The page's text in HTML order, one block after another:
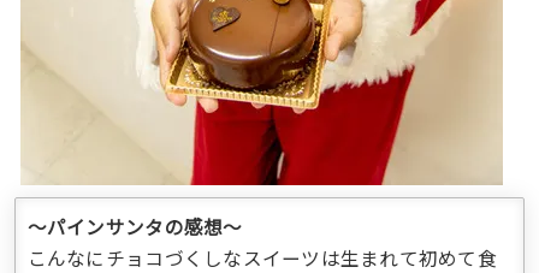
〜パインサンタの感想〜
こんなにチョコづくしなスイーツは生まれて初めて食